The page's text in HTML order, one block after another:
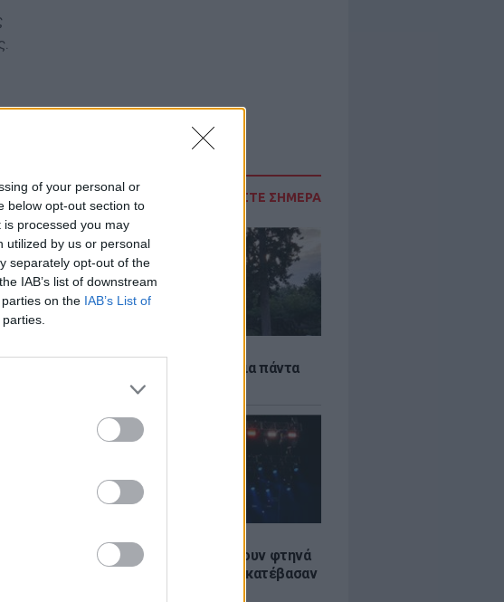
of your personal or
below opt-out section to
processed you may
utilized by us or personal
separately opt-out of the
IAB’s list of downstream
on the IAB’s List of
ΔΙΑΒΑΣΤΕ ΣΗΜΕΡΑ
Ο αρχιτέκτονας που άλλαξε για πάντα
Οι συναυλίες επιτέλους βγάζουν φτηνά
εισιτήρια - Ποιοι καλλιτέχνες κατέβασαν